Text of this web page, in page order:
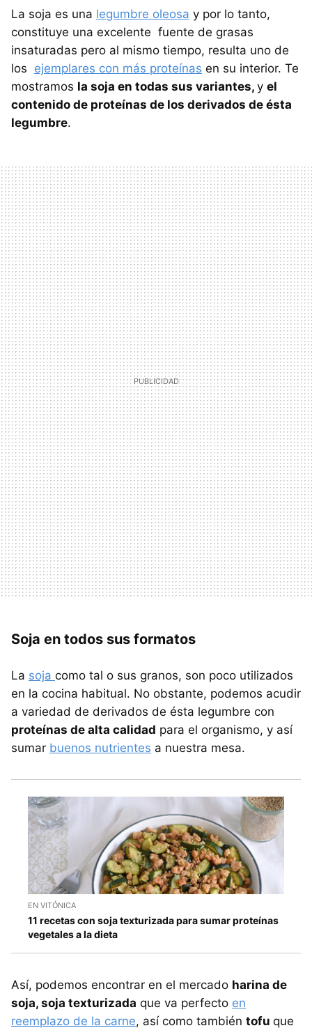
La soja es una legumbre oleosa y por lo tanto,
constituye una excelente fuente de grasas
insaturadas pero al mismo tiempo, resulta uno de
los ejemplares con más proteínas en su interior. Te
mostramos la soja en todas sus variantes, y el
contenido de proteínas de los derivados de ésta
legumbre.
Soja en todos sus formatos
La soja como tal o sus granos, son poco utilizados
en la cocina habitual. No obstante, podemos acudir
a variedad de derivados de ésta legumbre con
proteínas de alta calidad para el organismo, y así
sumar buenos nutrientes a nuestra mesa.
EN VITÓNICA
11 recetas con soja texturizada para sumar proteínas
vegetales a la dieta
Así, podemos encontrar en el mercado harina de
soja, soja texturizada que va perfecto en
reemplazo de la carne, así como también tofu que